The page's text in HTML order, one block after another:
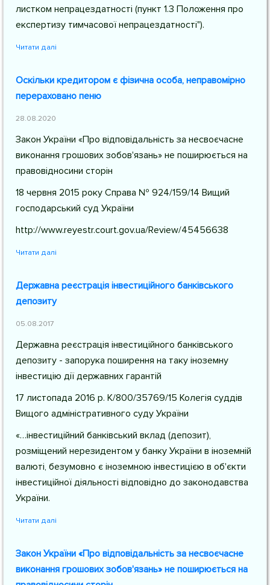
листком непрацездатності (пункт 1.3 Положення про
експертизу тимчасової непрацездатності").
Читати далі
Оскільки кредитором є фізична особа, неправомірно
перераховано пеню
28.08.2020
Закон України «Про відповідальність за несвоєчасне
виконання грошових зобов'язань» не поширюється на
правовідносини сторін
18 червня 2015 року Справа № 924/159/14 Вищий
господарський суд України
http://www.reyestr.court.gov.ua/Review/45456638
Читати далі
Державна реєстрація інвестиційного банківського
депозиту
05.08.2017
Державна реєстрація інвестиційного банківського
депозиту - запорука поширення на таку іноземну
інвестицію дії державних гарантій
17 листопада 2016 р. К/800/35769/15 Колегія суддів
Вищого адміністративного суду України
«…інвестиційний банківський вклад (депозит),
розміщений нерезидентом у банку України в іноземній
валюті, безумовно є іноземною інвестицією в об'єкти
інвестиційної діяльності відповідно до законодавства
України.
Читати далі
Закон України «Про відповідальність за несвоєчасне
виконання грошових зобов'язань» не поширюється на